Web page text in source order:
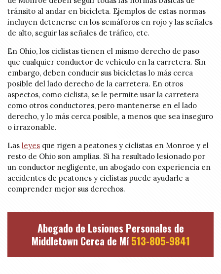
tránsito al andar en bicicleta. Ejemplos de estas normas
incluyen detenerse en los semáforos en rojo y las señales
de alto, seguir las señales de tráfico, etc.
En Ohio, los ciclistas tienen el mismo derecho de paso
que cualquier conductor de vehículo en la carretera. Sin
embargo, deben conducir sus bicicletas lo más cerca
posible del lado derecho de la carretera. En otros
aspectos, como ciclista, se le permite usar la carretera
como otros conductores, pero mantenerse en el lado
derecho, y lo más cerca posible, a menos que sea inseguro
o irrazonable.
Las leyes que rigen a peatones y ciclistas en Monroe y el
resto de Ohio son amplias. Si ha resultado lesionado por
un conductor negligente, un abogado con experiencia en
accidentes de peatones y ciclistas puede ayudarle a
comprender mejor sus derechos.
Abogado de Lesiones Personales de
Middletown Cerca de Mí513-805-9841